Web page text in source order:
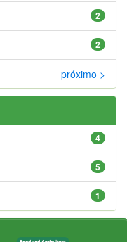
2
2
próximo >
4
5
1